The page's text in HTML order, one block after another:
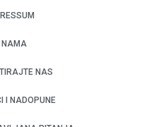
NAMA
NAS
I NADOPUNE